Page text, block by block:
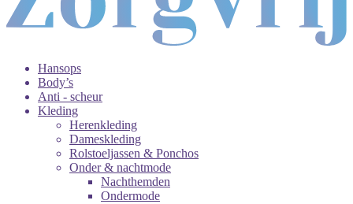
Hansops
Body’s
Anti - scheur
Kleding
Herenkleding
Dameskleding
Rolstoeljassen & Ponchos
Onder & nachtmode
Nachthemden
Ondermode